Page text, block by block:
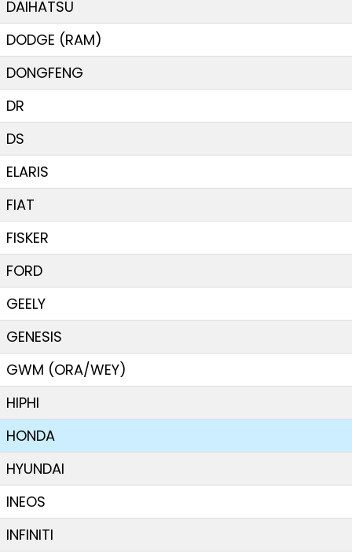
DAIHATSU
DODGE (RAM)
DONGFENG
DR
DS
ELARIS
FIAT
FISKER
FORD
GEELY
GENESIS
GWM (ORA/WEY)
HIPHI
HONDA
HYUNDAI
INEOS
INFINITI